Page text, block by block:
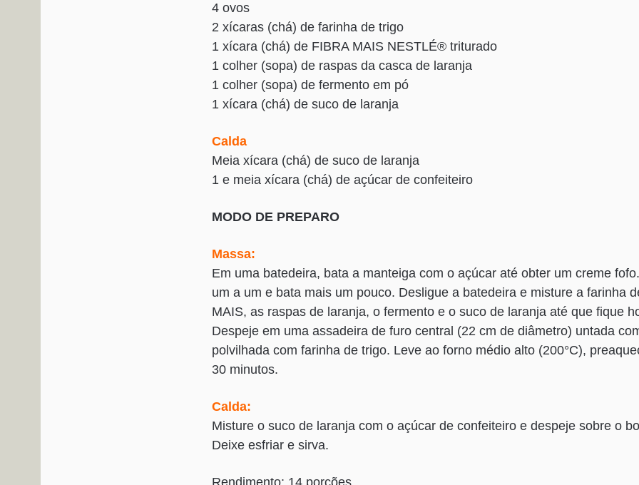
4 ovos
2 xícaras (chá) de farinha de trigo
1 xícara (chá) de FIBRA MAIS NESTLÉ® triturado
1 colher (sopa) de raspas da casca de laranja
1 colher (sopa) de fermento em pó
1 xícara (chá) de suco de laranja
Calda
Meia xícara (chá) de suco de laranja
1 e meia xícara (chá) de açúcar de confeiteiro
MODO DE PREPARO
Massa:
Em uma batedeira, bata a manteiga com o açúcar até obter um creme
um a um e bata mais um pouco. Desligue a batedeira e misture a farinha
MAIS, as raspas de laranja, o fermento e o suco de laranja até que fique
Despeje em uma assadeira de furo central (22 cm de diâmetro) untada
polvilhada com farinha de trigo. Leve ao forno médio alto (200°C),
30 minutos.
Calda:
Misture o suco de laranja com o açúcar de confeiteiro e despeje sobre o
Deixe esfriar e sirva.
Rendimento: 14 porções